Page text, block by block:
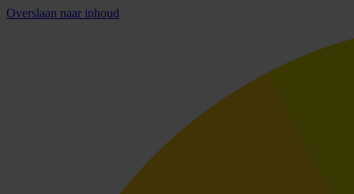
Overslaan naar inhoud